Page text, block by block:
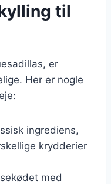
til
er
Her er nogle
ingrediens,
krydderier
med